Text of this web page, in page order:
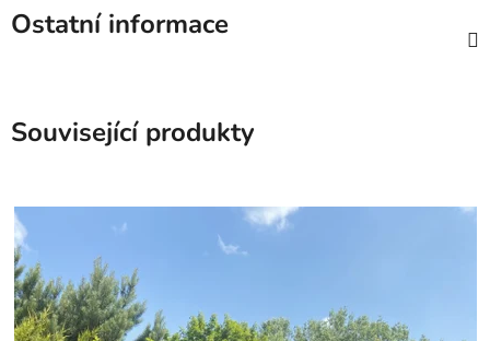
Ostatní informace
Související produkty